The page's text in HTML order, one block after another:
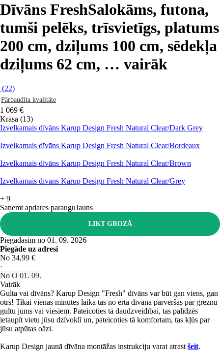
Dīvāns FreshSalokāms, futona,
tumši pelēks, trīsvietīgs, platums
200 cm, dziļums 100 cm, sēdekļa
dziļums 62 cm, … vairāk
(22)
Pārbaudīta kvalitāte
1 069 €
Krāsa (13)
Izvelkamais dīvāns Karup Design Fresh Natural Clear/Dark Grey
Izvelkamais dīvāns Karup Design Fresh Natural Clear/Bordeaux
Izvelkamais dīvāns Karup Design Fresh Natural Clear/Brown
Izvelkamais dīvāns Karup Design Fresh Natural Clear/Grey
+ 9
Saņemt apdares parauguJauns
LIKT GROZĀ
Piegādāsim no 01. 09. 2026
Piegāde uz adresi
No 34,99 €
·
No O 01. 09.
Vairāk
Gulta vai dīvāns? Karup Design "Fresh" dīvāns var būt gan viens, gan
otrs! Tikai vienas minūtes laikā tas no ērta dīvāna pārvēršas par greznu
gultu jums vai viesiem. Pateicoties tā daudzveidībai, tas palīdzēs
ietaupīt vietu jūsu dzīvoklī un, pateicoties tā komfortam, tas kļūs par
jūsu atpūtas oāzi.
Karup Design jaunā dīvāna montāžas instrukciju varat atrast šeit.